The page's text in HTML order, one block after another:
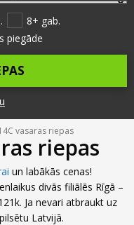
8+ gab.
piegāde
vasaras riepas
riepas
un labākās cenas!
divās filiālēs Rīgā –
Ja nevari atbraukt uz
Latvijā.